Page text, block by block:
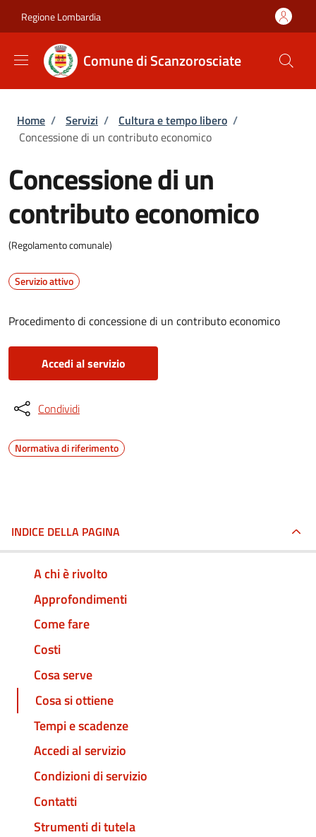
Regione Lombardia
Comune di Scanzorosciate
Briciole di pane
Home / Servizi / Cultura e tempo libero /
Concessione di un contributo economico
Concessione di un
contributo economico
(Regolamento comunale)
Servizio attivo
Procedimento di concessione di un contributo economico
Accedi al servizio
Condividi
Normativa di riferimento
INDICE DELLA PAGINA
A chi è rivolto
Approfondimenti
Come fare
Costi
Cosa serve
Cosa si ottiene
Tempi e scadenze
Accedi al servizio
Condizioni di servizio
Contatti
Strumenti di tutela